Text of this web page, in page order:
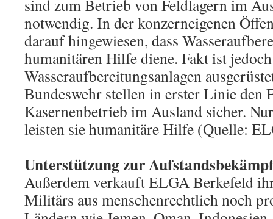
sind zum Betrieb von Feldlagern im
notwendig. In der konzerneigenen
darauf hingewiesen, dass
humanitären Hilfe diene. Fakt ist
Wasseraufbereitungsanlagen
Bundeswehr stellen in erster Linie den
Kasernenbetrieb im Ausland sicher.
leisten sie humanitäre Hilfe (Quelle:
Unterstützung zur
Außerdem verkauft ELGA Berkefeld
Militärs aus menschenrechtlich noch